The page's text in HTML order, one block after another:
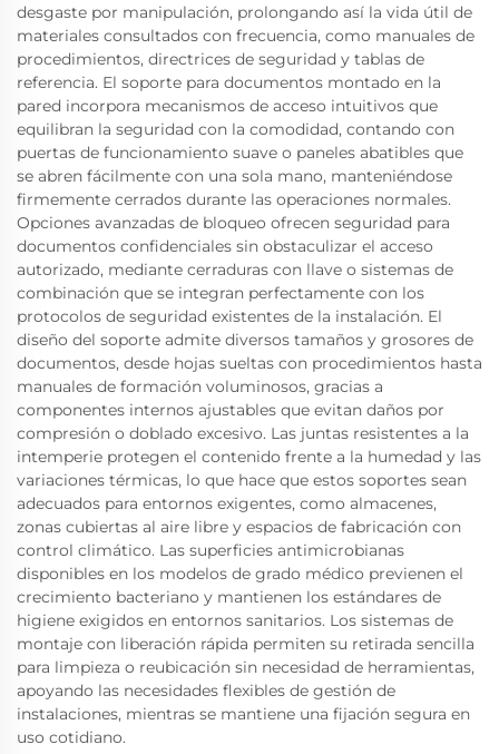
desgaste por manipulación, prolongando así la vida útil de
materiales consultados con frecuencia, como manuales de
procedimientos, directrices de seguridad y tablas de
referencia. El soporte para documentos montado en la
pared incorpora mecanismos de acceso intuitivos que
equilibran la seguridad con la comodidad, contando con
puertas de funcionamiento suave o paneles abatibles que
se abren fácilmente con una sola mano, manteniéndose
firmemente cerrados durante las operaciones normales.
Opciones avanzadas de bloqueo ofrecen seguridad para
documentos confidenciales sin obstaculizar el acceso
autorizado, mediante cerraduras con llave o sistemas de
combinación que se integran perfectamente con los
protocolos de seguridad existentes de la instalación. El
diseño del soporte admite diversos tamaños y grosores de
documentos, desde hojas sueltas con procedimientos hasta
manuales de formación voluminosos, gracias a
componentes internos ajustables que evitan daños por
compresión o doblado excesivo. Las juntas resistentes a la
intemperie protegen el contenido frente a la humedad y las
variaciones térmicas, lo que hace que estos soportes sean
adecuados para entornos exigentes, como almacenes,
zonas cubiertas al aire libre y espacios de fabricación con
control climático. Las superficies antimicrobianas
disponibles en los modelos de grado médico previenen el
crecimiento bacteriano y mantienen los estándares de
higiene exigidos en entornos sanitarios. Los sistemas de
montaje con liberación rápida permiten su retirada sencilla
para limpieza o reubicación sin necesidad de herramientas,
apoyando las necesidades flexibles de gestión de
instalaciones, mientras se mantiene una fijación segura en
uso cotidiano.